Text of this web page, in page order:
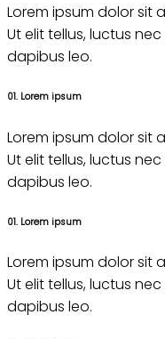
Lorem ipsum dolor sit
Ut elit tellus, luctus
dapibus leo.
01. Lorem ipsum
Lorem ipsum dolor sit
Ut elit tellus, luctus
dapibus leo.
01. Lorem ipsum
Lorem ipsum dolor sit
Ut elit tellus, luctus
dapibus leo.